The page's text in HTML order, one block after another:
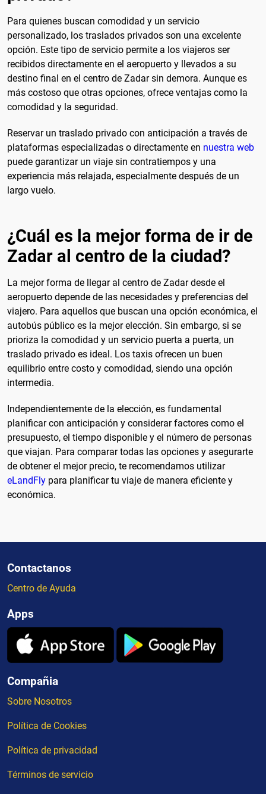
Para quienes buscan comodidad y un servicio
personalizado, los traslados privados son una excelente
opción. Este tipo de servicio permite a los viajeros ser
recibidos directamente en el aeropuerto y llevados a su
destino final en el centro de Zadar sin demora. Aunque es
más costoso que otras opciones, ofrece ventajas como la
comodidad y la seguridad.
Reservar un traslado privado con anticipación a través de
plataformas especializadas o directamente en nuestra web
puede garantizar un viaje sin contratiempos y una
experiencia más relajada, especialmente después de un
largo vuelo.
¿Cuál es la mejor forma de ir de
Zadar al centro de la ciudad?
La mejor forma de llegar al centro de Zadar desde el
aeropuerto depende de las necesidades y preferencias del
viajero. Para aquellos que buscan una opción económica, el
autobús público es la mejor elección. Sin embargo, si se
prioriza la comodidad y un servicio puerta a puerta, un
traslado privado es ideal. Los taxis ofrecen un buen
equilibrio entre costo y comodidad, siendo una opción
intermedia.
Independientemente de la elección, es fundamental
planificar con anticipación y considerar factores como el
presupuesto, el tiempo disponible y el número de personas
que viajan. Para comparar todas las opciones y asegurarte
de obtener el mejor precio, te recomendamos utilizar
eLandFly para planificar tu viaje de manera eficiente y
económica.
Contactanos
Centro de Ayuda
Apps
Compañia
Sobre Nosotros
Política de Cookies
Política de privacidad
Términos de servicio